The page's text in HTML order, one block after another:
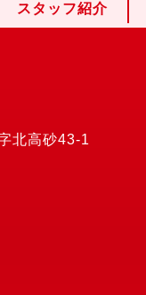
スタッフ紹介
北高砂43-1